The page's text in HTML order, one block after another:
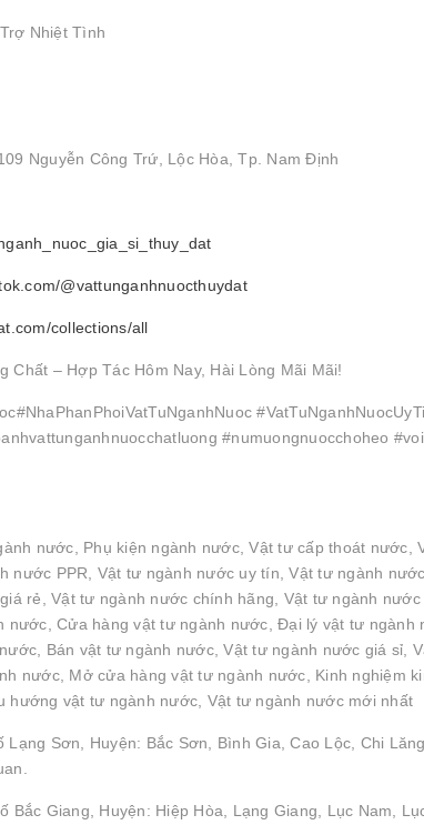
Nhiệt Tình
Nguyễn Công Trứ, Lộc Hòa, Tp. Nam Định
@vattunganhnuocthuydat
collections/all
Chất – Hợp Tác Hôm Nay, Hài Lòng Mãi Mãi!
#numuongnuocchoheo
nước, Phụ kiện ngành nước, Vật tư cấp thoát nước,
nước PPR, Vật tư ngành nước uy tín, Vật tư ngành
rẻ, Vật tư ngành nước chính hãng, Vật tư ngành
nước, Cửa hàng vật tư ngành nước, Đại lý vật tư ngành
Bán vật tư ngành nước, Vật tư ngành nước giá sỉ,
nước, Mở cửa hàng vật tư ngành nước, Kinh nghiệm
hướng vật tư ngành nước, Vật tư ngành nước mới nhất
Sơn, Huyện: Bắc Sơn, Bình Gia, Cao Lộc, Chi
Bắc Giang, Huyện: Hiệp Hòa, Lạng Giang, Lục Nam,